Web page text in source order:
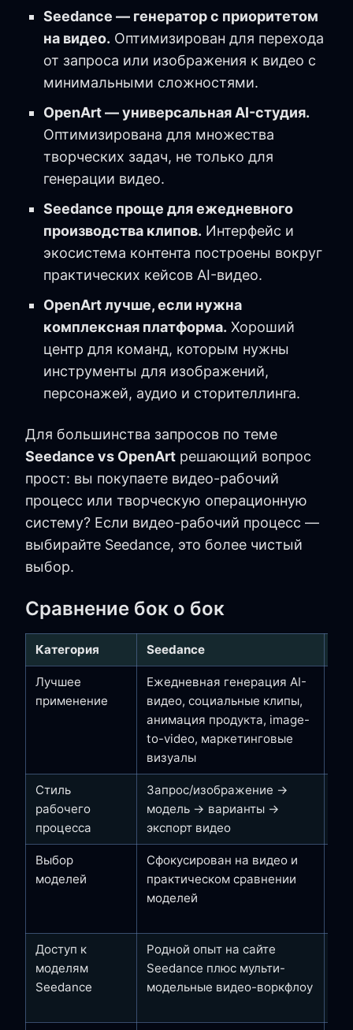
Seedance — генератор с приоритетом
на видео. Оптимизирован для перехода
от запроса или изображения к видео с
минимальными сложностями.
OpenArt — универсальная AI-студия.
Оптимизирована для множества
творческих задач, не только для
генерации видео.
Seedance проще для ежедневного
производства клипов. Интерфейс и
экосистема контента построены вокруг
практических кейсов AI-видео.
OpenArt лучше, если нужна
комплексная платформа. Хороший
центр для команд, которым нужны
инструменты для изображений,
персонажей, аудио и сторителлинга.
Для большинства запросов по теме
Seedance vs OpenArt решающий вопрос
прост: вы покупаете видео-рабочий
процесс или творческую операционную
систему? Если видео-рабочий процесс —
выбирайте Seedance, это более чистый
выбор.
Сравнение бок о бок
Категория Seedance
Лучшее
применение
Ежедневная генерация AI-
видео, социальные клипы,
анимация продукта, image-
to-video, маркетинговые
визуалы
Стиль
рабочего
процесса
Запрос/изображение →
модель → варианты →
экспорт видео
Выбор
моделей
Сфокусирован на видео и
практическом сравнении
моделей
Доступ к
моделям
Seedance
Родной опыт на сайте
Seedance плюс мульти-
модельные видео-воркфлоу